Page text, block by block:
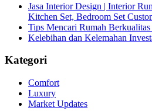
Jasa Interior Design | Interior
Kitchen Set, Bedroom Set
Tips Mencari Rumah
Kelebihan dan Kelemahan
Kategori
Comfort
Luxury
Market Updates